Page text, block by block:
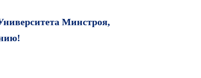
Минстроя,